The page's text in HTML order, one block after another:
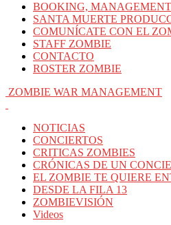
BOOKING,
SANTA MUERTE
COMUNÍCATE CON EL
STAFF ZOMBIE
CONTACTO
ROSTER ZOMBIE
ZOMBIE WAR MANAGEMENT
NOTICIAS
CONCIERTOS
CRITICAS ZOMBIES
CRÓNICAS DE UN
EL ZOMBIE TE QUIERE
DESDE LA FILA 13
ZOMBIEVISIÓN
Videos